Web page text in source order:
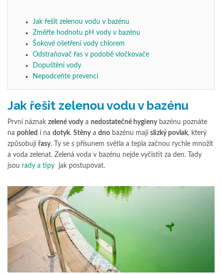
Jak řešit zelenou vodu v bazénu
Změřte hodnotu pH vody v bazénu
Šokové ošetření vody chlorem
Odstraňovač řas v podobě vločkovače
Dopuštění vody
Nepodceňte prevenci
Jak řešit zelenou vodu v bazénu
První náznak zelené vodya nedostatečné hygienybazénu poznáte
na pohled i na dotyk. Stěnya dno bazénu mají slizký povlak, který
způsobují řasy. Ty se s přísunem světla a tepla začnou rychle množit
a voda zelenat. Zelená voda v bazénu nejde vyčistit za den. Tady
jsou rady a tipy jak postupovat.